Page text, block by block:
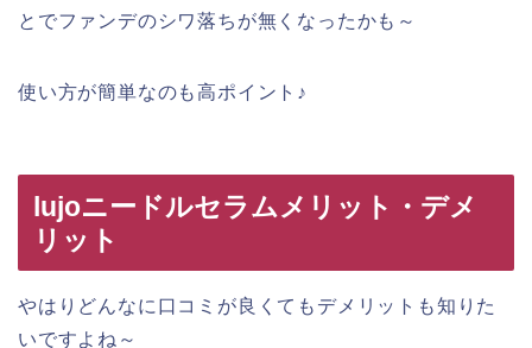
とでファンデのシワ落ちが無くなったかも～
使い方が簡単なのも高ポイント♪
lujoニードルセラムメリット・デメ
リット
やはりどんなに口コミが良くてもデメリットも知りた
いですよね～